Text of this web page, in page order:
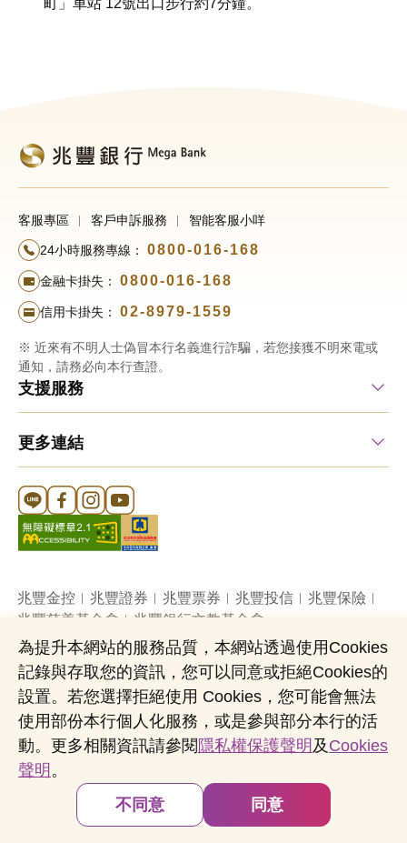
町」車站 12號出口步行約7分鐘。
客服專區 客戶申訴服務 智能客服小咩
24小時服務專線： 0800-016-168
金融卡掛失： 0800-016-168
信用卡掛失： 02-8979-1559
※ 近來有不明人士偽冒本行名義進行詐騙，若您接獲不明來電或
通知，請務必向本行查證。
支援服務
更多連結
Line 官方帳號
FB 官方帳號
Instagram 官方帳號
YouTube 官方帳號
兆豐金控 兆豐證券 兆豐票券 兆豐投信
兆豐保險
兆豐慈善基金會
兆豐銀行文教基金會
網站導覽 法定公開揭露事項
機構投資人盡職治理
隱私權聲明
共同行銷專區 國內外幣清算
營業人：兆豐國際商業銀行股份有限公司
營利事業統一編號：03705903
Copyright © by Mega International Commercial
為提升本網站的服務品質，本網站透過使用Cookies
記錄與存取您的資訊，您可以同意或拒絕Cookies的
設置。若您選擇拒絕使用 Cookies，您可能會無法
使用部份本行個人化服務，或是參與部分本行的活
動。更多相關資訊請參閱 隱私權保護聲明 及 Cookies
聲明 。
不同意
同意